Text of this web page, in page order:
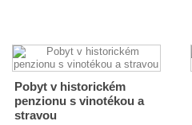
Pobyt v historickém
penzionu s vinotékou a
stravou